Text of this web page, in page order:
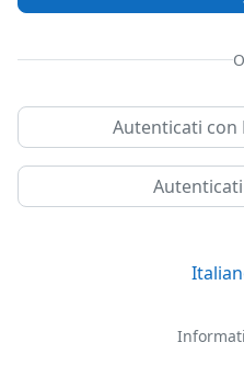
Autenticati con